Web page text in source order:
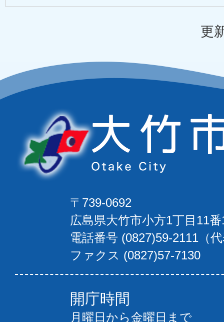
更
〒739-0692
広島県大竹市小方1丁目11
電話番号 (0827)59-2111（
ファクス (0827)57-7130
開庁時間
月曜日から金曜日まで